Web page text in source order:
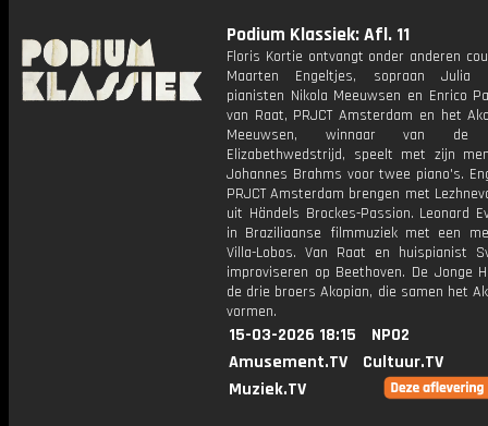
Podium Klassiek: Afl. 11
Floris Kortie ontvangt onder anderen
Maarten Engeltjes, sopraan Julia
pianisten Nikola Meeuwsen en Enrico
van Raat, PRJCT Amsterdam en het
Meeuwsen, winnaar van de
Elizabethwedstrijd, speelt met zijn
Johannes Brahms voor twee piano's.
PRJCT Amsterdam brengen met
uit Händels Brockes-Passion. Leonard
in Braziliaanse filmmuziek met een
Villa-Lobos. Van Raat en huispianist
improviseren op Beethoven. De Jonge
de drie broers Akopian, die samen het
vormen.
15-03-2026 18:15
NPO2
Amusement.TV
Cultuur.TV
Muziek.TV